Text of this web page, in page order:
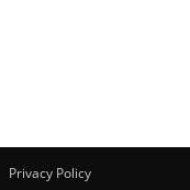
Privacy Policy